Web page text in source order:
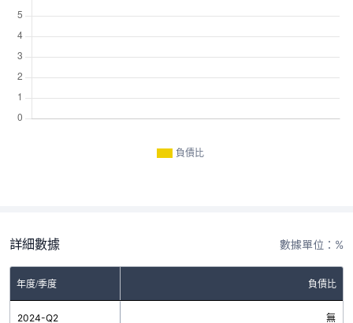
負債比
詳細數據 數據單位：%
年度/季度 負債比
2024-Q2 無